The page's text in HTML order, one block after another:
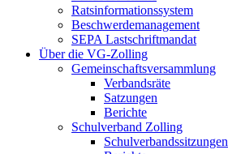
Ratsinformationssystem
Beschwerdemanagement
SEPA Lastschriftmandat
Über die VG-Zolling
Gemeinschaftsversammlung
Verbandsräte
Satzungen
Berichte
Schulverband Zolling
Schulverbandssitzungen